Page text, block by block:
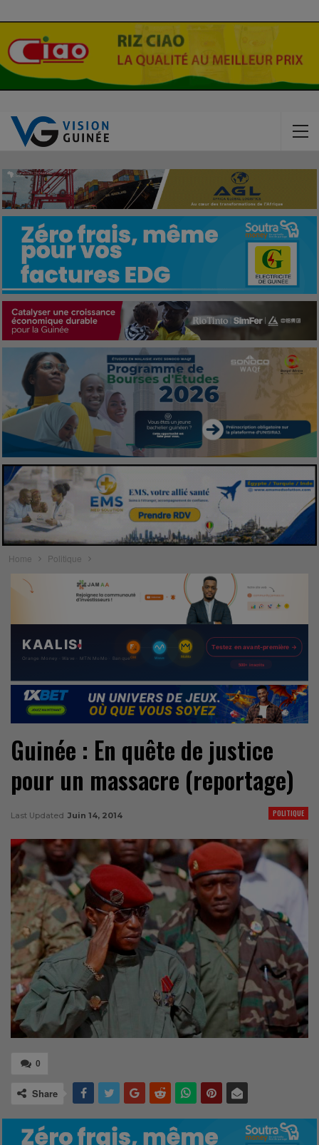
Home Politique
Guinée : En quête de justice
pour un massacre (reportage)
POLITIQUE
Last Updated Juin 14, 2014
0
Share